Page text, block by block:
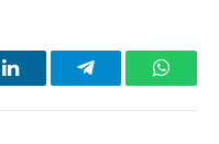
LinkedInTelegram